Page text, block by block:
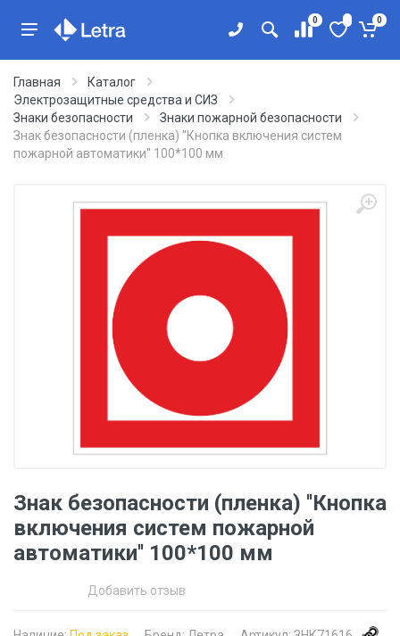
0 0
Главная
Каталог
Электрозащитные средства и СИЗ
Знаки безопасности
Знаки пожарной безопасности
Знак безопасности (пленка) ''Кнопка включения систем
пожарной автоматики'' 100*100 мм
Знак безопасности (пленка) ''Кнопка
включения систем пожарной
автоматики'' 100*100 мм
Добавить отзыв